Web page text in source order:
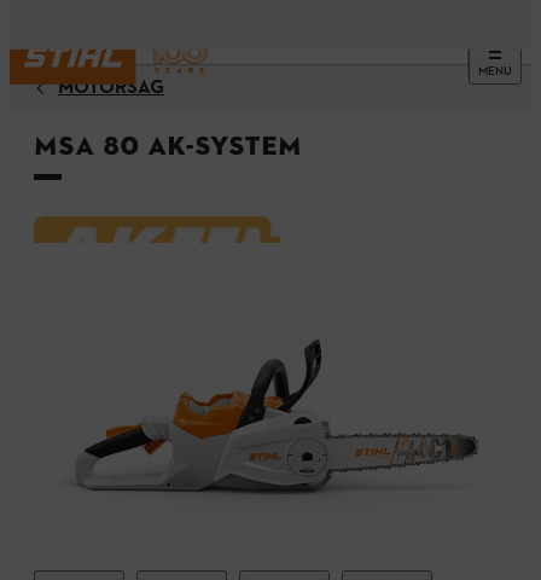
MENU
MOTORSÅG
MSA 80 AK-system